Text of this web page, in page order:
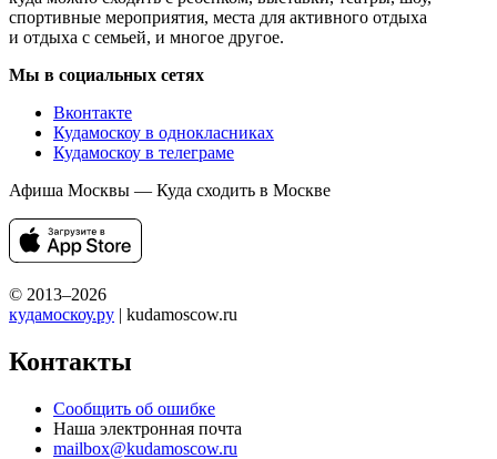
спортивные мероприятия, места для активного отдыха
и отдыха с семьей, и многое другое.
Мы в социальных сетях
Вконтакте
Кудамоскоу в однокласниках
Кудамоскоу в телеграме
Афиша Москвы — Куда сходить в Москве
© 2013–2026
кудамоскоу.ру | kudamoscow.ru
Контакты
Сообщить об ошибке
Наша электронная почта
mailbox@kudamoscow.ru